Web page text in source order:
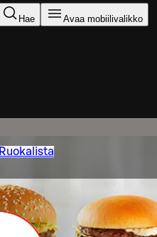
Hae Avaa mobiilivalikko
Ruokalista